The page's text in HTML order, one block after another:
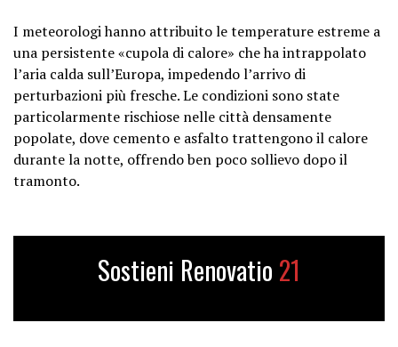
I meteorologi hanno attribuito le temperature estreme a
una persistente «cupola di calore» che ha intrappolato
l’aria calda sull’Europa, impedendo l’arrivo di
perturbazioni più fresche. Le condizioni sono state
particolarmente rischiose nelle città densamente
popolate, dove cemento e asfalto trattengono il calore
durante la notte, offrendo ben poco sollievo dopo il
tramonto.
Sostieni Renovatio 21